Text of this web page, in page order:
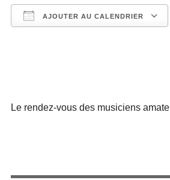
AJOUTER AU CALENDRIER
Le rendez-vous des musiciens